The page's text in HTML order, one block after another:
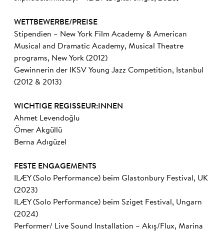
WETTBEWERBE/PREISE
Stipendien – New York Film Academy & American
Musical and Dramatic Academy, Musical Theatre
programs, New York (2012)
Gewinnerin der IKSV Young Jazz Competition, Istanbul
(2012 & 2013)
WICHTIGE REGISSEUR:INNEN
Ahmet Levendoğlu
Ömer Akgüllü
Berna Adıgüzel
FESTE ENGAGEMENTS
ILÆY (Solo Performance) beim Glastonbury Festival, UK
(2023)
ILÆY (Solo Performance) beim Sziget Festival, Ungarn
(2024)
Performer/ Live Sound Installation – Akış/Flux, Marina